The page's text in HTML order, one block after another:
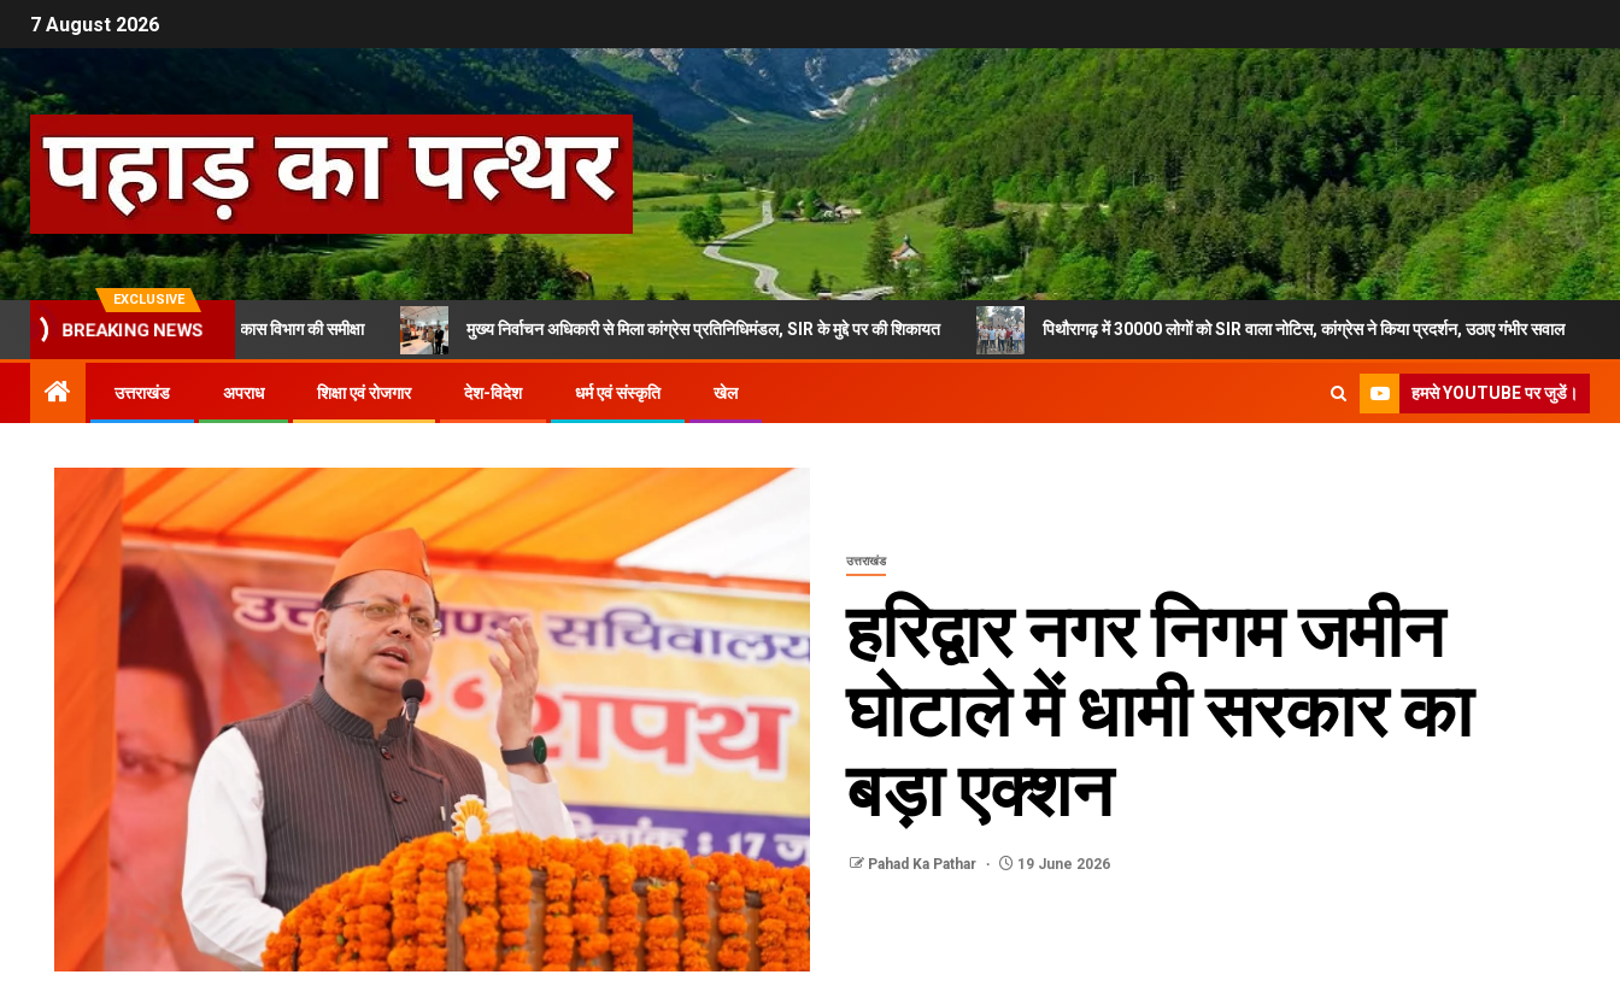
7 August 2026
EXCLUSIVE
BREAKING NEWS
ने की महिला एवं बाल विकास विभाग की समीक्षा मुख्य निर्वाचन अधिकारी से मिला कांग्रेस प्रतिनिधिमंडल, SIR के मुद्दे पर की शिकायत पिथौरागढ़ में 30000 लोगों को SIR वाला नोटिस, कांग्रेस ने किया प्रदर्शन, उठाए गंभीर सवाल
उत्तराखंड अपराध शिक्षा एवं रोजगार देश-विदेश धर्म एवं संस्कृति खेल हमसे YOUTUBE पर जुडें।
उत्तराखंड
हरिद्वार नगर निगम जमीन
घोटाले में धामी सरकार का
बड़ा एक्शन
Pahad Ka Pathar 19 June 2026